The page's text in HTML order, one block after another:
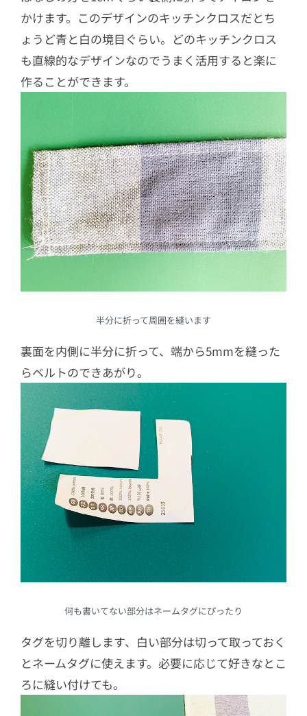
かけます。このデザインのキッチンクロスだとち
ょうど青と白の境目ぐらい。どのキッチンクロス
も直線的なデザインなのでうまく活用すると楽に
作ることができます。
半分に折って周囲を縫います
裏面を内側に半分に折って、端から5mmを縫った
らベルトのできあがり。
何も書いてない部分はネームタグにぴったり
タグを切り離します、白い部分は切って取っておく
とネームタグに使えます。必要に応じて好きなとこ
ろに縫い付けても。